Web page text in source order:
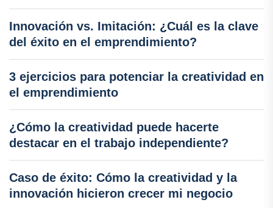
Innovación vs. Imitación: ¿Cuál es la clave
del éxito en el emprendimiento?
3 ejercicios para potenciar la creatividad en
el emprendimiento
¿Cómo la creatividad puede hacerte
destacar en el trabajo independiente?
Caso de éxito: Cómo la creatividad y la
innovación hicieron crecer mi negocio